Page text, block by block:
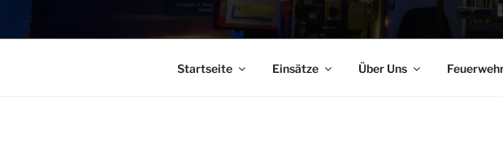
Startseite Einsätze Über Uns